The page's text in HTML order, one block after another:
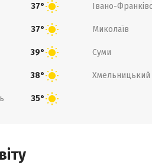
37° Івано-
37° Миколаїв
39° Суми
38° Хмельницький
35°